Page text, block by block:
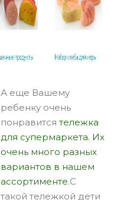
А еще Вашему
ребенку очень
понравитсятележка
для супермаркета. Их
очень много разных
вариантов в нашем
ассортименте.С
такой тележкой дети